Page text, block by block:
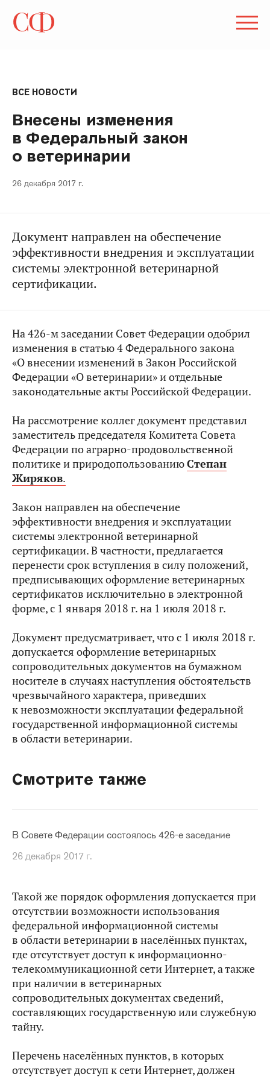
ВСЕ НОВОСТИ
Внесены изменения
в Федеральный закон
о ветеринарии
26 декабря 2017 г.
Документ направлен на обеспечение
эффективности внедрения и эксплуатации
системы электронной ветеринарной
сертификации.
На 426-м заседании Совет Федерации одобрил
изменения в статью 4 Федерального закона
«О внесении изменений в Закон Российской
Федерации «О ветеринарии» и отдельные
законодательные акты Российской Федерации.
На рассмотрение коллег документ представил
заместитель председателя Комитета Совета
Федерации по аграрно-продовольственной
политике и природопользованиюСтепан
Жиряков.
Закон направлен на обеспечение
эффективности внедрения и эксплуатации
системы электронной ветеринарной
сертификации. В частности, предлагается
перенести срок вступления в силу положений,
предписывающих оформление ветеринарных
сертификатов исключительно в электронной
форме, с 1 января 2018 г. на 1 июля 2018 г.
Документ предусматривает, что с 1 июля 2018 г.
допускается оформление ветеринарных
сопроводительных документов на бумажном
носителе в случаях наступления обстоятельств
чрезвычайного характера, приведших
к невозможности эксплуатации федеральной
государственной информационной системы
в области ветеринарии.
Смотрите также
В Совете Федерации состоялось 426-е заседание
26 декабря 2017 г.
Такой же порядок оформления допускается при
отсутствии возможности использования
федеральной информационной системы
в области ветеринарии в населённых пунктах,
где отсутствует доступ к информационно-
телекоммуникационной сети Интернет, а также
при наличии в ветеринарных
сопроводительных документах сведений,
составляющих государственную или служебную
тайну.
Перечень населённых пунктов, в которых
отсутствует доступ к сети Интернет, должен